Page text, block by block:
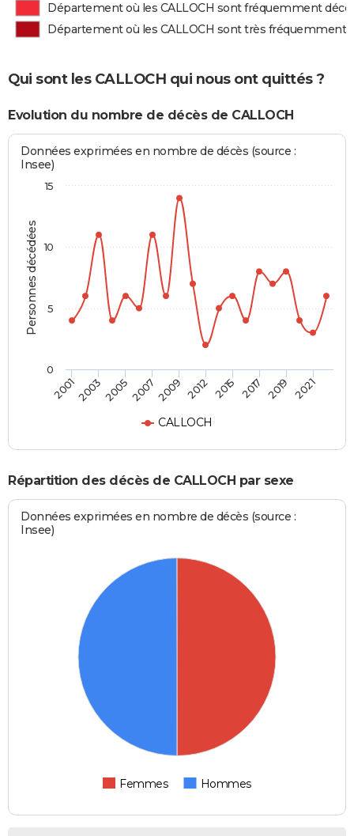
Département où les CALLOCH sont fréquemment
Département où les CALLOCH sont très fréquemment
Qui sont les CALLOCH qui nous ont quittés ?
Evolution du nombre de décès de CALLOCH
Personnes décédées
Données exprimées en nombre de décès (source :
Insee)
CALLOCH
20012003200520072009 2012 2015 2017 2019 2021
0
5
10
15
Répartition des décès de CALLOCH par sexe
Données exprimées en nombre de décès (source :
Insee)
Femmes Hommes